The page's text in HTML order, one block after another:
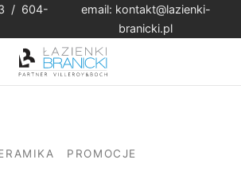
/ 604-
email: kontakt@lazienki-
branicki.pl
PROMOCJE